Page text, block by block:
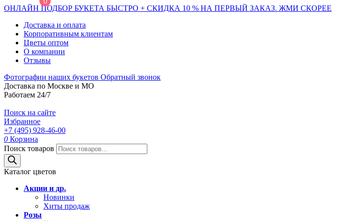
ОНЛАЙН ПОДБОР БУКЕТА БЫСТРО + СКИДКА 10 % НА ПЕРВЫЙ ЗАКАЗ. ЖМИ СКОРЕЕ
Доставка и оплата
Корпоративным клиентам
Цветы оптом
О компании
Отзывы
Фотографии наших букетов Обратный звонок
Доставка по Москве и МО
Работаем 24/7
Поиск на сайте
Избранное
+7 (495) 928-46-00
0 Корзина
Поиск товаров
Каталог цветов
Акции и др.
Новинки
Хиты продаж
Розы